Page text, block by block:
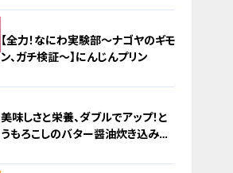
【全力！なにわ実験部～ナゴヤのギモ
ン、ガチ検証～】にんじんプリン
美味しさと栄養、ダブルでアップ！と
うもろこしのバター醤油炊き込みご